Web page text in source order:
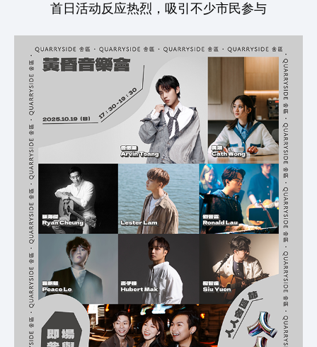
首日活动反应热烈，吸引不少市民参与